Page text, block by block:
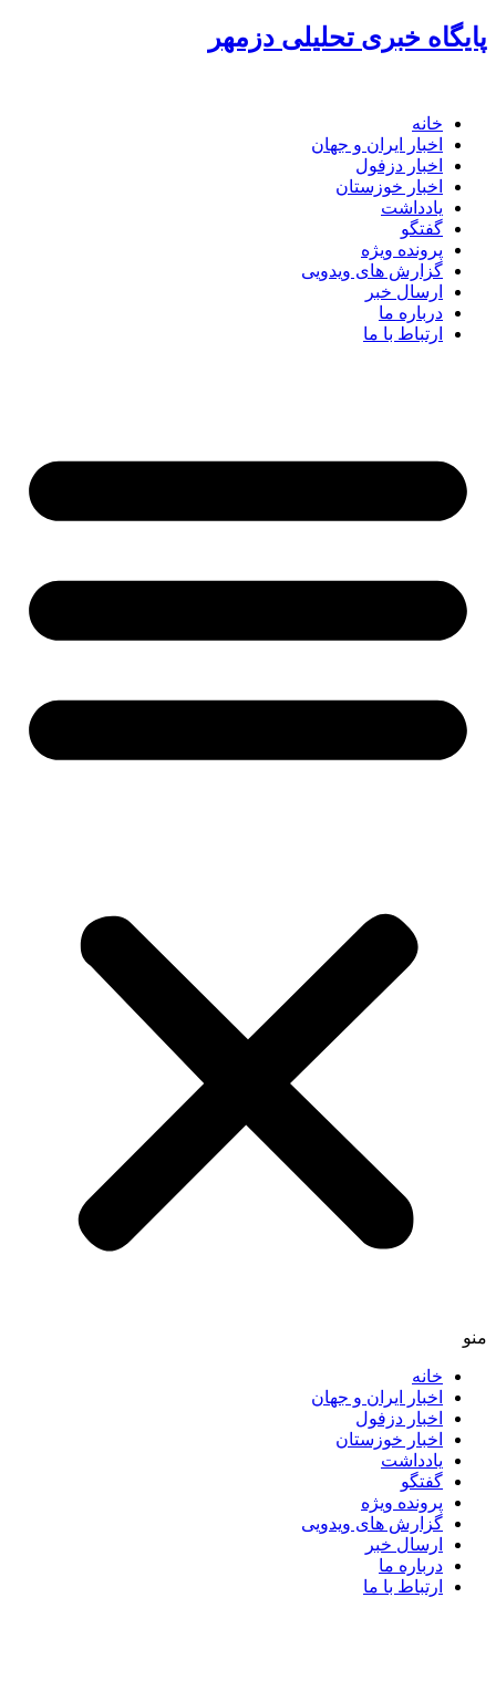
پرش
به
پایگاه خبری تحلیلی دزمهر
خانه
اخبار ایران و جهان
اخبار دزفول
اخبار خوزستان
یادداشت
گفتگو
پرونده ویژه
گزارش های ویدویی
ارسال خبر
درباره ما
ارتباط با ما
منو
خانه
اخبار ایران و جهان
اخبار دزفول
اخبار خوزستان
یادداشت
گفتگو
پرونده ویژه
گزارش های ویدویی
ارسال خبر
درباره ما
ارتباط با ما